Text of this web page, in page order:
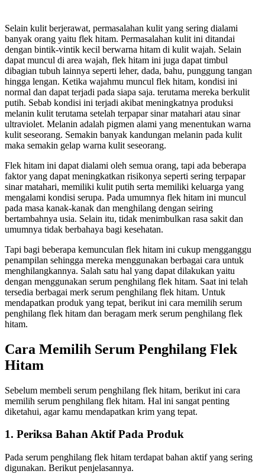
Selain kulit berjerawat, permasalahan kulit yang sering dialami
banyak orang yaitu flek hitam. Permasalahan kulit ini ditandai
dengan bintik-vintik kecil berwarna hitam di kulit wajah. Selain
dapat muncul di area wajah, flek hitam ini juga dapat timbul
dibagian tubuh lainnya seperti leher, dada, bahu, punggung tangan
hingga lengan. Ketika wajahmu muncul flek hitam, kondisi ini
normal dan dapat terjadi pada siapa saja. terutama mereka berkulit
putih. Sebab kondisi ini terjadi akibat meningkatnya produksi
melanin kulit terutama setelah terpapar sinar matahari atau sinar
ultraviolet. Melanin adalah pigmen alami yang menentukan warna
kulit seseorang. Semakin banyak kandungan melanin pada kulit
maka semakin gelap warna kulit seseorang.
Flek hitam ini dapat dialami oleh semua orang, tapi ada beberapa
faktor yang dapat meningkatkan risikonya seperti sering terpapar
sinar matahari, memiliki kulit putih serta memiliki keluarga yang
mengalami kondisi serupa. Pada umumnya flek hitam ini muncul
pada masa kanak-kanak dan menghilang dengan seiring
bertambahnya usia. Selain itu, tidak menimbulkan rasa sakit dan
umumnya tidak berbahaya bagi kesehatan.
Tapi bagi beberapa kemunculan flek hitam ini cukup mengganggu
penampilan sehingga mereka menggunakan berbagai cara untuk
menghilangkannya. Salah satu hal yang dapat dilakukan yaitu
dengan menggunakan serum penghilang flek hitam. Saat ini telah
tersedia berbagai merk serum penghilang flek hitam. Untuk
mendapatkan produk yang tepat, berikut ini cara memilih serum
penghilang flek hitam dan beragam merk serum penghilang flek
hitam.
Cara Memilih Serum Penghilang Flek
Hitam
Sebelum membeli serum penghilang flek hitam, berikut ini cara
memilih serum penghilang flek hitam. Hal ini sangat penting
diketahui, agar kamu mendapatkan krim yang tepat.
1. Periksa Bahan Aktif Pada Produk
Pada serum penghilang flek hitam terdapat bahan aktif yang sering
digunakan. Berikut penjelasannya.